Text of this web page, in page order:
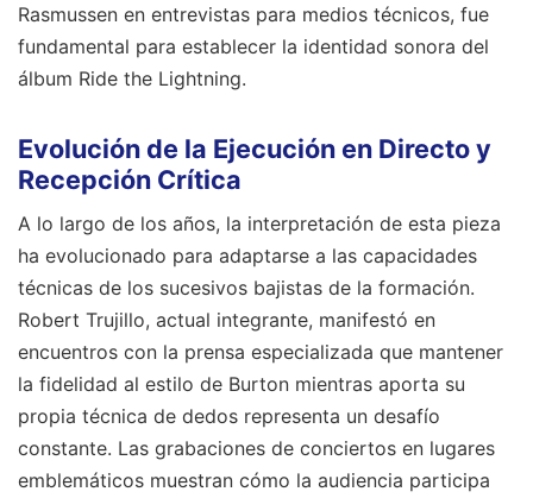
Rasmussen en entrevistas para medios técnicos, fue
fundamental para establecer la identidad sonora del
álbum Ride the Lightning.
Evolución de la Ejecución en Directo y
Recepción Crítica
A lo largo de los años, la interpretación de esta pieza
ha evolucionado para adaptarse a las capacidades
técnicas de los sucesivos bajistas de la formación.
Robert Trujillo, actual integrante, manifestó en
encuentros con la prensa especializada que mantener
la fidelidad al estilo de Burton mientras aporta su
propia técnica de dedos representa un desafío
constante. Las grabaciones de conciertos en lugares
emblemáticos muestran cómo la audiencia participa